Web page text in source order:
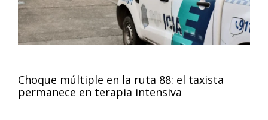
Choque múltiple en la ruta 88: el taxista
permanece en terapia intensiva